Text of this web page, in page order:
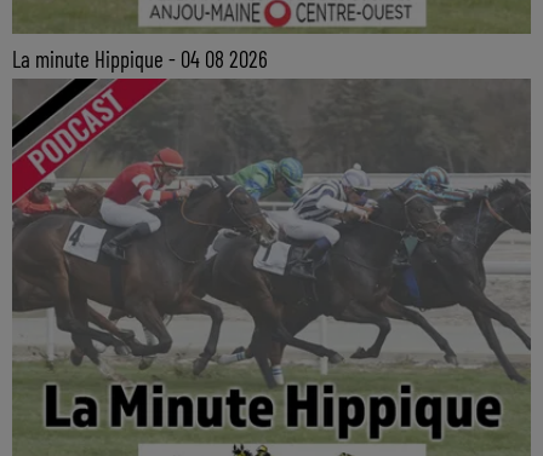
La minute Hippique - 04 08 2026